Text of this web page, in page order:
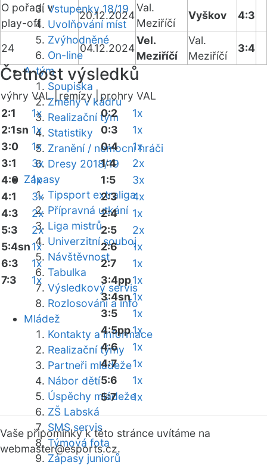
Vstupenky 18/19
Uvolňování míst
Zvýhodněné
On-line
A-tým
Soupiska
Změny v kádru
Realizační tým
Statistiky
Zranění / nemocní hráči
Dresy 2018/19
Zápasy
Tipsport extraliga
Přípravná utkání
Liga mistrů
Univerzitní souboj
Návštěvnost
Tabulka
Výsledkový servis
Rozlosování a info
Mládež
Kontakty a informace
Realizační týmy
Partneři mládeže
Nábor dětí
Úspěchy mládeže
ZŠ Labská
SMS servis
Týmová fota
Zápasy juniorů
O pořadí v
play-off
20.12.2024
Val.
Meziříčí
Vyškov 4:3
24 04.12.2024
Vel.
Meziříčí
Val.
Meziříčí
3:4
Četnost výsledků
výhry VAL | remízy | prohry VAL
2:1
1x
2:1sn 1x
3:0
1x
3:1
3x
4:0
1x
4:1
3x
4:3
2x
5:3
2x
5:4sn1x
6:3
1x
7:3
1x
0:2
1x
0:3
1x
0:4
1x
1:4
2x
1:5
3x
2:3
4x
2:4
1x
2:5
2x
2:6
1x
2:7
1x
3:4pp1x
3:4sn1x
3:5
1x
4:5pp1x
4:6
1x
4:7
1x
5:6
1x
5:7
1x
Vaše připomínky k této stránce uvítáme na
webmaster@esports.cz.